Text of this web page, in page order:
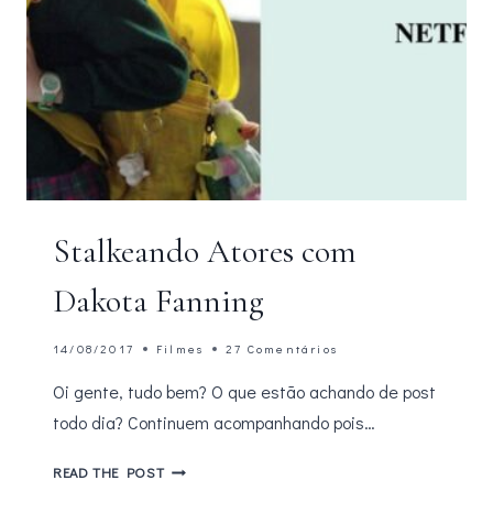
Stalkeando Atores com
Dakota Fanning
14/08/2017 Filmes 27 Comentários
Oi gente, tudo bem? O que estão achando de post
todo dia? Continuem acompanhando pois…
READ THE POSTSTALKEANDO